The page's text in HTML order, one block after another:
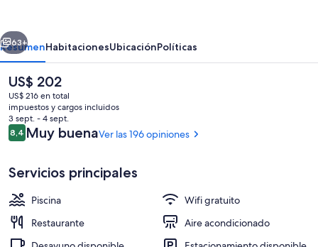
Hotels
-
Adults
Only
2 piscinas al aire libre, sombrillas,
Siguiente
63+
ResumenHabitacionesUbicaciónPolíticas
El
precio
actual
es
de
US$ 202
US$ 202
US$ 216 en total
impuestos y cargos incluidos
3 sept. - 4 sept.
Opiniones
8,48,4 de 10
Muy buenaVer las 196 opiniones
Servicios principales
Piscina
Wifi gratuito
Restaurante
Aire acondicionado